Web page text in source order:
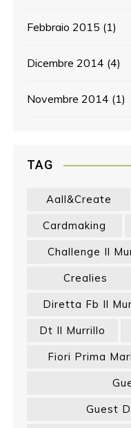
Febbraio 2015 (1)
Dicembre 2014 (4)
Novembre 2014 (1)
TAG
Aall&create
Cardmaking
Challenge Il
Crealies
Diretta Fb Il
Dt Il Murrillo
Fiori Prima
Guest